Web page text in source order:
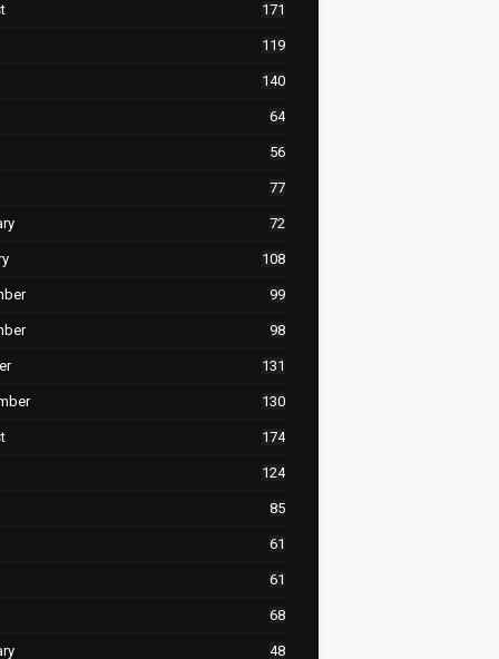
171
119
140
64
56
77
72
108
99
98
131
130
174
124
85
61
61
68
48